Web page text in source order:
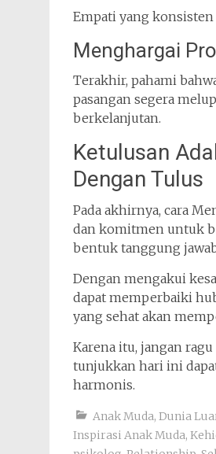
Empati yang
Menghargai
Terakhir, pahami
pasangan segera
berkelanjutan.
Ketulusan
Dengan Tulus
Pada akhirnya, cara
dan komitmen untuk
bentuk tanggung
Dengan mengakui
dapat memperbaiki
yang sehat akan
Karena itu, jangan
tunjukkan hari ini
harmonis.
Anak Muda, Dunia
Inspirasi Anak Muda,